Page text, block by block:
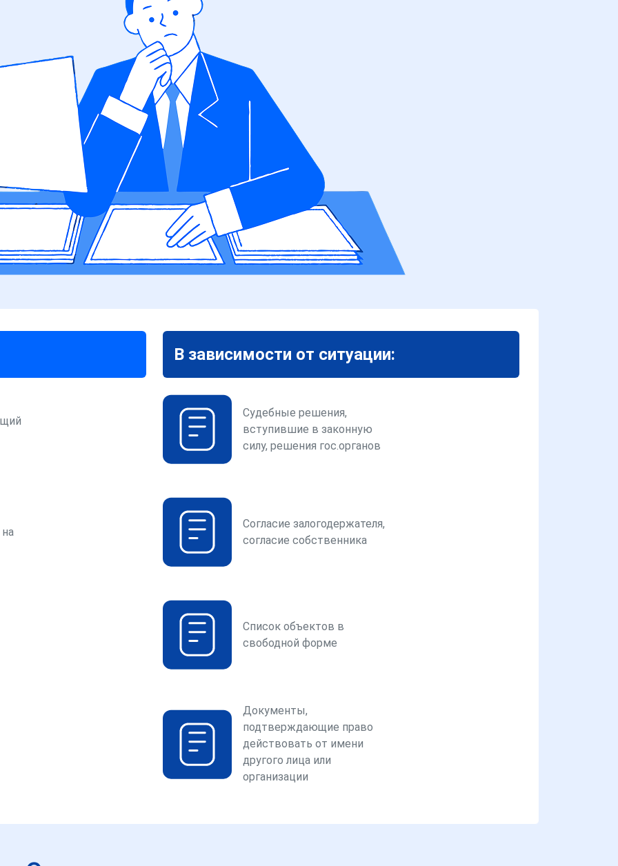
В зависимости от ситуации:
Судебные решения,
вступившие в законную
силу, решения гос.органов
Согласие залогодержателя,
согласие собственника
Список объектов в
свободной форме
Документы,
подтверждающие право
действовать от имени
другого лица или
организации